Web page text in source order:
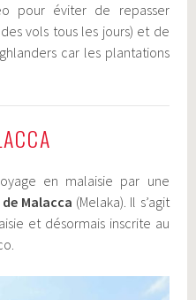
pour éviter de repasser
vols tous les jours) et de
car les plantations
en malaisie par une
Malacca (Melaka). Il s’agit
et désormais inscrite au